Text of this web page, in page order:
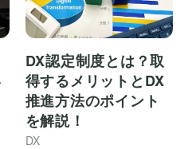
DX認定制度とは？取
得するメリットとDX
推進方法のポイント
を解説！
DX